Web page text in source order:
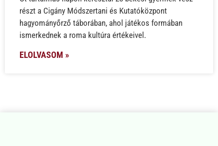
részt a Cigány Módszertani és Kutatóközpont
hagyományőrző táborában, ahol játékos formában
ismerkednek a roma kultúra értékeivel.
ELOLVASOM »